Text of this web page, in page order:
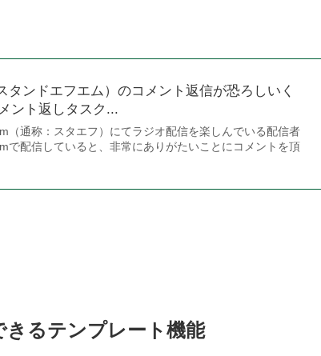
タンドエフエム）のコメント返信が恐ろしいく
ント返しタスク...
（通称：スタエフ）にてラジオ配信を楽しんでいる配信者
で配信していると、非常にありがたいことにコメントを頂
るテンプレート機能